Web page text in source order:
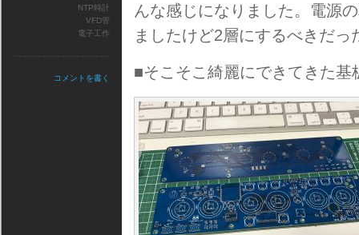
んな感じになりました。電源
ましたけど2層にするべきだ
■そこそこ綺麗にできてきた基
NTP時計
VFD管
電子工作
コメントを書く